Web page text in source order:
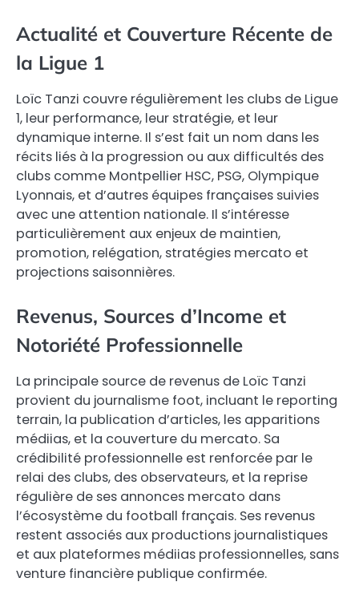
Actualité et Couverture Récente de
la Ligue 1
Loïc Tanzi couvre régulièrement les clubs de Ligue
1, leur performance, leur stratégie, et leur
dynamique interne. Il s’est fait un nom dans les
récits liés à la progression ou aux difficultés des
clubs comme Montpellier HSC, PSG, Olympique
Lyonnais, et d’autres équipes françaises suivies
avec une attention nationale. Il s’intéresse
particulièrement aux enjeux de maintien,
promotion, relégation, stratégies mercato et
projections saisonnières.
Revenus, Sources d’Income et
Notoriété Professionnelle
La principale source de revenus de Loïc Tanzi
provient du journalisme foot, incluant le reporting
terrain, la publication d’articles, les apparitions
médiias, et la couverture du mercato. Sa
crédibilité professionnelle est renforcée par le
relai des clubs, des observateurs, et la reprise
régulière de ses annonces mercato dans
l’écosystème du football français. Ses revenus
restent associés aux productions journalistiques
et aux plateformes médiias professionnelles, sans
venture financière publique confirmée.